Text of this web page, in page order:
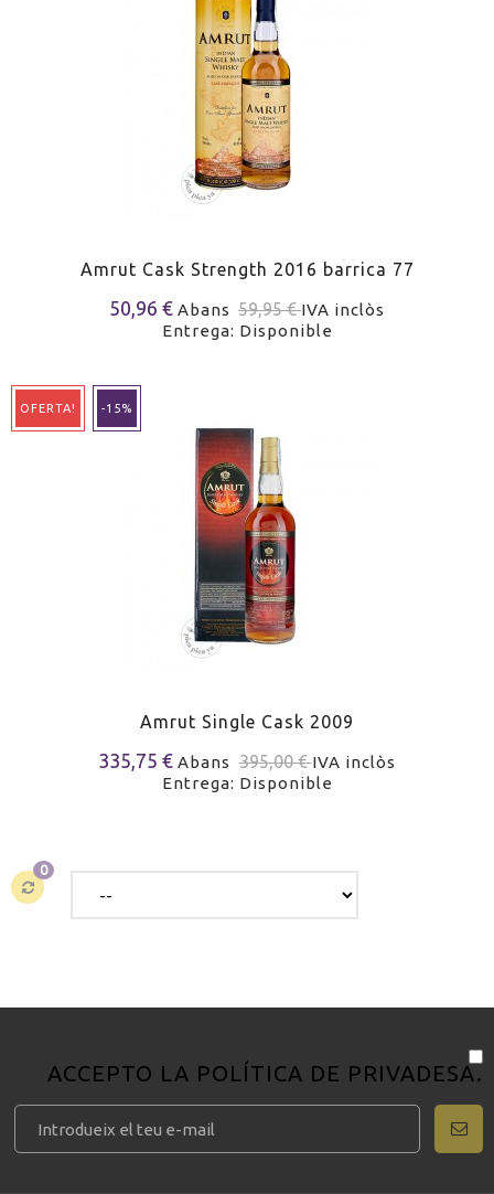
Amrut Cask Strength 2016 barrica 77
50,96 € Abans 59,95 €IVA inclòs
Entrega: Disponible
OFERTA! -15%
Amrut Single Cask 2009
335,75 €Abans 395,00 €IVA inclòs
Entrega: Disponible
0
ACCEPTO LA POLÍTICA DE PRIVADESA.